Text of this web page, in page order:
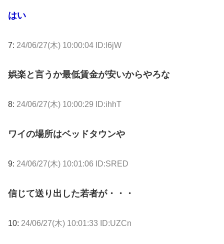
はい
7: 24/06/27(木) 10:00:04 ID:l6jW
娯楽と言うか最低賃金が安いからやろな
8: 24/06/27(木) 10:00:29 ID:ihhT
ワイの場所はベッドタウンや
9: 24/06/27(木) 10:01:06 ID:SRED
信じて送り出した若者が・・・
10: 24/06/27(木) 10:01:33 ID:UZCn